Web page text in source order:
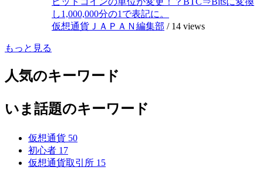
し1,000,000分の1で表記に。
仮想通貨ＪＡＰＡＮ編集部 / 14 views
もっと見る
人気のキーワード
いま話題のキーワード
仮想通貨 50
初心者 17
仮想通貨取引所 15